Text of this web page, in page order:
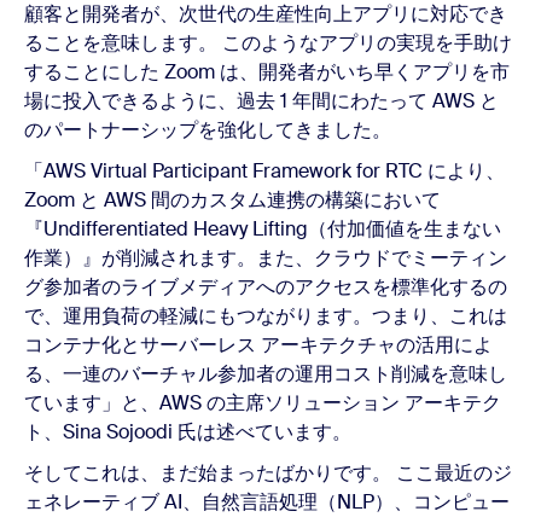
顧客と開発者が、次世代の生産性向上アプリに対応でき
ることを意味します。 このようなアプリの実現を手助け
することにした Zoom は、開発者がいち早くアプリを市
場に投入できるように、過去 1 年間にわたって AWS と
のパートナーシップを強化してきました。
「AWS Virtual Participant Framework for RTC により、
Zoom と AWS 間のカスタム連携の構築において
『Undifferentiated Heavy Lifting（付加価値を生まない
作業）』が削減されます。また、クラウドでミーティン
グ参加者のライブメディアへのアクセスを標準化するの
で、運用負荷の軽減にもつながります。つまり、これは
コンテナ化とサーバーレス アーキテクチャの活用によ
る、一連のバーチャル参加者の運用コスト削減を意味し
ています」と、AWS の主席ソリューション アーキテク
ト、Sina Sojoodi 氏は述べています。
そしてこれは、まだ始まったばかりです。 ここ最近のジ
ェネレーティブ AI、自然言語処理（NLP）、コンピュー